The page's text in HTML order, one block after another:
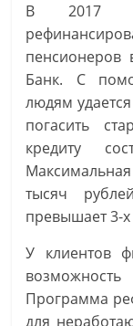
В 2017
пенсионеров
Банк. С
людям
погасить
кредиту
тысяч
превышает 3-х
У клиентов
Программа
для